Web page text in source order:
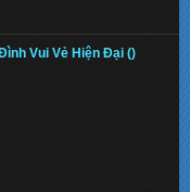
Vui Vẻ Hiện Đại ()